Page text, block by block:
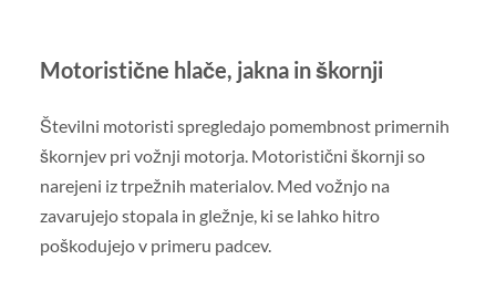
Motoristične hlače, jakna in škornji
Številni motoristi spregledajo pomembnost primernih
škornjev pri vožnji motorja. Motoristični škornji so
narejeni iz trpežnih materialov. Med vožnjo na
zavarujejo stopala in gležnje, ki se lahko hitro
poškodujejo v primeru padcev.